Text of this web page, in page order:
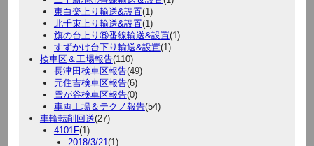
東白楽上り輸送&設置(1)
北千束上り輸送&設置(1)
旗の台上り⑥番線輸送&設置(1)
すずかけ台下り輸送&設置(1)
検車区＆工場報告(110)
長津田検車区報告(49)
元住吉検車区報告(6)
雪が谷検車区報告(0)
車両工場＆テクノ報告(54)
車輪転削回送(27)
4101F(1)
2018/3/21(1)